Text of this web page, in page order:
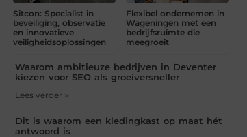
Sitcon: Specialist in
beveiliging, observatie
en innovatieve
veiligheidsoplossingen
Flexibel ondernemen in
Wageningen met een
bedrijfsruimte die
meegroeit
Waarom ambitieuze bedrijven in Deventer
kiezen voor SEO als groeiversneller
Lees verder »
Dit is waarom een kledingkast op maat hét
antwoord is